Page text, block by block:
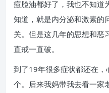
痘脸油都好了，我也不知道
知道，就是内分泌和激素的
关。但是这几年的思想和恶
直戒一直破。
到了19年很多症状都还在
个。后来我妈带我去看一家